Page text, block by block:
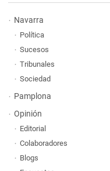
Navarra
Política
Sucesos
Tribunales
Sociedad
Pamplona
Opinión
Editorial
Colaboradores
Blogs